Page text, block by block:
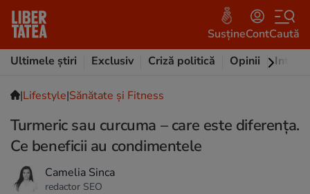
SusțineContCaută
Ultimele știri
Exclusiv Criză politică Opinii
|Lifestyle|Sănătate și Fitness
Turmeric sau curcuma – care este diferența.
Ce beneficii au condimentele
Camelia Sinca
redactor SEO